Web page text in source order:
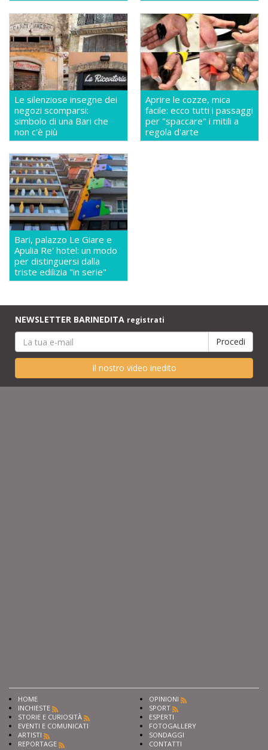
Le silenziose insegne dei
negozi scomparsi:
simbolo di una Bari che
non c'è più
Aprire le cozze, mica
facile: ecco tutti i passaggi
per "spaccare" i mitili a
regola d'arte
Bari, palazzo Le Giare e
Apulia Re' hotel: un modo
per distinguersi dalla
triste edilizia "in serie"
NEWSLETTER BARINEDITA registrati
Il nostro video inedito
HOME
INCHIESTE
STORIE E CURIOSITÀ
EVENTI E COMUNICATI
ARTISTI
REPORTAGE
OPINIONI
SPORT
ESPERTI
FOTOGALLERY
SONDAGGI
CONTATTI